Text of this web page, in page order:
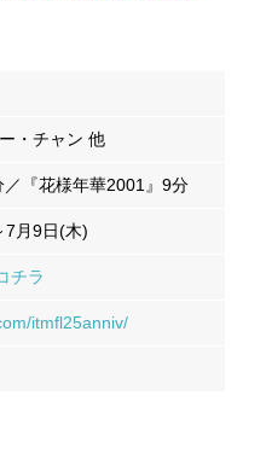
・チャン 他
／『花様年華2001』9分
7月9日(木)
チラ
itmfl25anniv/